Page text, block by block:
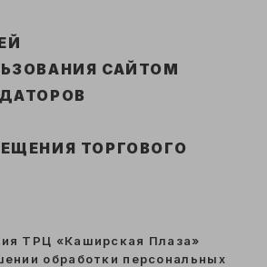
САЙТОМ
ТОРГОВОГО
ТРЦ «Каширская Плаза»
обработки персональных